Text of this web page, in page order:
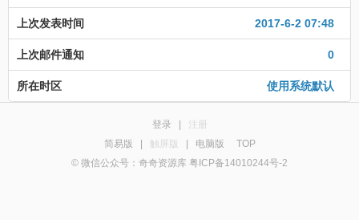
2017-6-2 07:48
上次发表时间
0
上次邮件通知
使用系统默认
所在时区
登录
注册
简易版
触屏版 电脑版
TOP
© 微信公众号：奇奇资源库 粤ICP备14010244号-2